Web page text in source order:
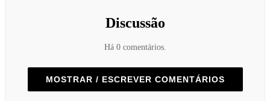
Discussão
Há 0 comentários.
MOSTRAR / ESCREVER COMENTÁRIOS